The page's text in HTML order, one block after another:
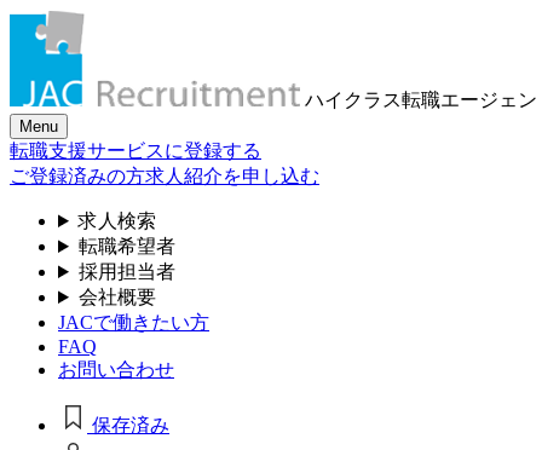
ハイクラス転職エージェン
Menu
転職支援サービスに登録する
ご登録済みの方求人紹介を申し込む
求人検索
転職希望者
採用担当者
会社概要
JACで働きたい方
FAQ
お問い合わせ
保存済み